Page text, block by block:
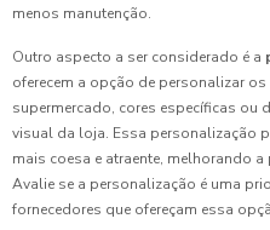
menos manutenção.
Outro aspecto a ser considerado é a
oferecem a opção de personalizar
supermercado, cores específicas ou
visual da loja. Essa personalização
mais coesa e atraente, melhorando
Avalie se a personalização é uma
fornecedores que ofereçam essa